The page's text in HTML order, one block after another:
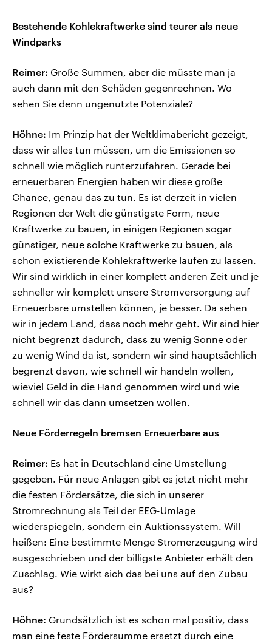
Bestehende Kohlekraftwerke sind teurer als neue
Windparks
Reimer: Große Summen, aber die müsste man ja
auch dann mit den Schäden gegenrechnen. Wo
sehen Sie denn ungenutzte Potenziale?
Höhne: Im Prinzip hat der Weltklimabericht gezeigt,
dass wir alles tun müssen, um die Emissionen so
schnell wie möglich runterzufahren. Gerade bei
erneuerbaren Energien haben wir diese große
Chance, genau das zu tun. Es ist derzeit in vielen
Regionen der Welt die günstigste Form, neue
Kraftwerke zu bauen, in einigen Regionen sogar
günstiger, neue solche Kraftwerke zu bauen, als
schon existierende Kohlekraftwerke laufen zu lassen.
Wir sind wirklich in einer komplett anderen Zeit und je
schneller wir komplett unsere Stromversorgung auf
Erneuerbare umstellen können, je besser. Da sehen
wir in jedem Land, dass noch mehr geht. Wir sind hier
nicht begrenzt dadurch, dass zu wenig Sonne oder
zu wenig Wind da ist, sondern wir sind hauptsächlich
begrenzt davon, wie schnell wir handeln wollen,
wieviel Geld in die Hand genommen wird und wie
schnell wir das dann umsetzen wollen.
Neue Förderregeln bremsen Erneuerbare aus
Reimer: Es hat in Deutschland eine Umstellung
gegeben. Für neue Anlagen gibt es jetzt nicht mehr
die festen Fördersätze, die sich in unserer
Stromrechnung als Teil der EEG-Umlage
wiederspiegeln, sondern ein Auktionssystem. Will
heißen: Eine bestimmte Menge Stromerzeugung wird
ausgeschrieben und der billigste Anbieter erhält den
Zuschlag. Wie wirkt sich das bei uns auf den Zubau
aus?
Höhne: Grundsätzlich ist es schon mal positiv, dass
man eine feste Fördersumme ersetzt durch eine